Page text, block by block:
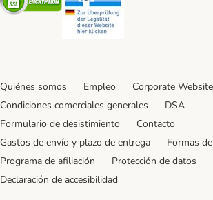
Quiénes somos Empleo Corporate Website
Condiciones comerciales generales
DSA
Formulario de desistimiento
Contacto
Gastos de envío y plazo de entrega
Formas
Programa de afiliación
Protección de datos
Declaración de accesibilidad